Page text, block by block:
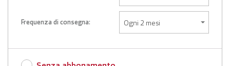
Frequenza di consegna: